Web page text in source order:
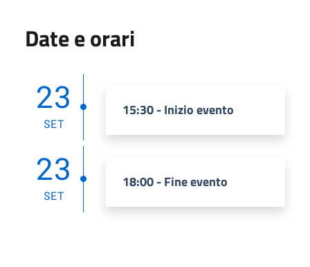
Date e orari
23
SET
15:30 - Inizio evento
23
SET
18:00 - Fine evento